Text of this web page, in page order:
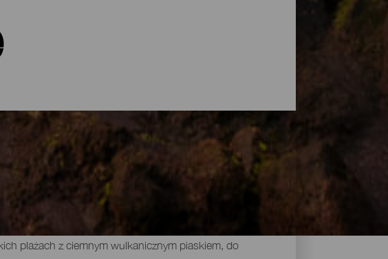
cieszyć się kąpielą i słonecznym dniem o każdej
plażach z ciemnym wulkanicznym piaskiem, do